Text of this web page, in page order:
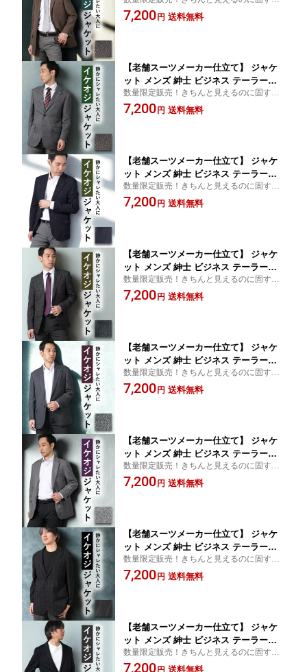
ジャケパン ストレッチ 羽織り 軽量 秋
ない、大人のジャケット
7,200円 送料無料
【老舗スーツメーカー仕立て】 ジャケ
ット メンズ 紳士 ビジネス テーラード
ジャケット ビジカジ 仕事 カジュアル
ジャケパン ストレッチ 羽織り 軽量 秋
数量限定販売！きちんと見えるのに固すぎ
ない、大人のジャケット
7,200円 送料無料
【老舗スーツメーカー仕立て】 ジャケ
ット メンズ 紳士 ビジネス テーラード
ジャケット ビジカジ 仕事 カジュアル
ジャケパン ストレッチ 羽織り 軽量 秋
数量限定販売！きちんと見えるのに固すぎ
ない、大人のジャケット
7,200円 送料無料
【老舗スーツメーカー仕立て】 ジャケ
ット メンズ 紳士 ビジネス テーラード
ジャケット ビジカジ 仕事 カジュアル
ジャケパン ストレッチ 羽織り 軽量 秋
数量限定販売！きちんと見えるのに固すぎ
ない、大人のジャケット
7,200円 送料無料
【老舗スーツメーカー仕立て】 ジャケ
ット メンズ 紳士 ビジネス テーラード
ジャケット ビジカジ 仕事 カジュアル
ジャケパン ストレッチ 羽織り 軽量 秋
数量限定販売！きちんと見えるのに固すぎ
ない、大人のジャケット
7,200円 送料無料
【老舗スーツメーカー仕立て】 ジャケ
ット メンズ 紳士 ビジネス テーラード
ジャケット ビジカジ 仕事 カジュアル
ジャケパン ストレッチ 羽織り 軽量 秋
数量限定販売！きちんと見えるのに固すぎ
ない、大人のジャケット
7,200円 送料無料
【老舗スーツメーカー仕立て】 ジャケ
ット メンズ 紳士 ビジネス テーラード
ジャケット ビジカジ 仕事 カジュアル
ジャケパン ストレッチ 羽織り 軽量 秋
数量限定販売！きちんと見えるのに固すぎ
ない、大人のジャケット
7,200円 送料無料
【老舗スーツメーカー仕立て】 ジャケ
ット メンズ 紳士 ビジネス テーラード
ジャケット ビジカジ 仕事 カジュアル
ジャケパン ストレッチ 羽織り 軽量 秋
数量限定販売！きちんと見えるのに固すぎ
ない、大人のジャケット
7,200円 送料無料